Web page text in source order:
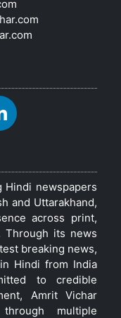
newspapers
and Uttarakhand,
across print,
Through its news
breaking news,
Hindi from India
to credible
Amrit Vichar
multiple